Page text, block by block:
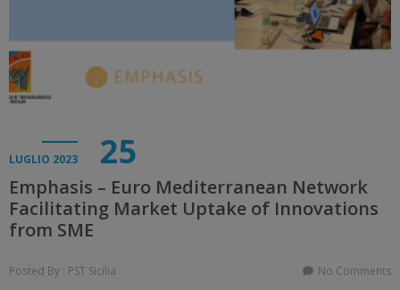
LUGLIO 2023 25
Emphasis – Euro Mediterranean Network
Facilitating Market Uptake of Innovations
from SME
Posted By : PST Sicilia No Comments